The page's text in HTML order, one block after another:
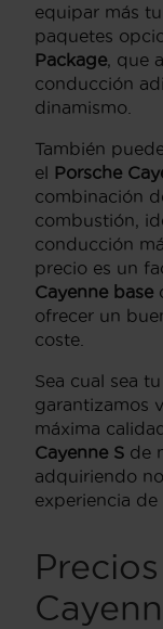
equipar más
paquetes
Package, que
conducción
dinamismo.
También
el Porsche
combinación
combustión,
conducción
precio es un
Cayenne base
ofrecer un
coste.
Sea cual sea
garantizamos
máxima
Cayenne S de
adquiriendo
experiencia